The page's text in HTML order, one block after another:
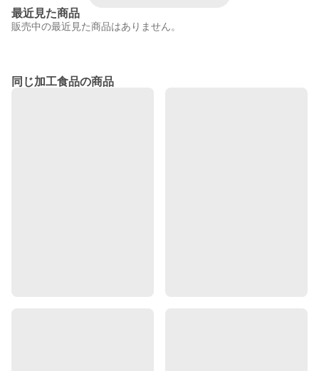
最近見た商品
販売中の最近見た商品はありません。
同じ加工食品の商品